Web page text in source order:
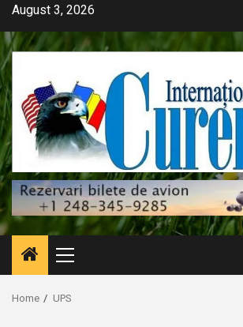
Skip
content
August 3, 2026
Primary
Menu
Home UPS